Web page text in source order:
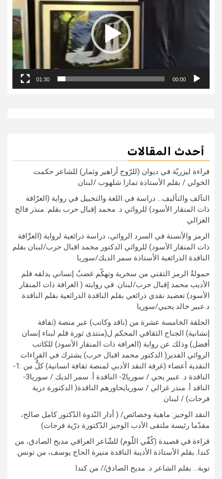
00:00
01:30
أحدث المقالات
قراءة ليزريّة في ديوان (للرّوح أزاهير وثمار) للشاعر حكمت
الخولي / بقلم الأستاذة تمارا شلهوب /لبنان
التآلف والتأليف… دراسة في اللغة والتخييل في رواية (العرّافة
ذات المنقار الأسود) للروائي د. محمد إقبال حرب بقلم: منذر فالح
الغزالي
الرمز والأنسنة في السرد الروائي، دراسة ذرائعية لرواية (العرَّافة
ذات المنقار الأسود) للروائي الدكتور محمد اقبال حرب/لبنان بقلم
الناقدة الذرائعية الأستاذة سمر الديك/سوريا
حمولةُ الرمز التقني من سخرية وتهكّم غضبٌ إنساني يدلقه قلم
الأديب محمد إقبال حرب/لبنان. في روايته ( العرافة ذات المنقار
الأسود) تعضيد نقدي ذرائعي بقلم الناقدة الذرائعية بقلم الناقدة
د.عبير خالد يحيي/سوريا
الحلقة الخامسة عشرة من (ناقد وكاتب) عبر منصة (ثقافة
إنشانية) الجناح الثقافي المحكم ل(منتدى ثورة قلم لبناء إنسان
أفضل) وذلك عن رواية (العرافة ذات المنقار الأسود) للكاتب
الروائي القدير( الدكتور محمد اقبال حرب) يشترك في القراءات
النقدية أعضاء (غرفة النقد الأدبي لمنصة ثقافة انسانية) كلٌّ من :1-
الناقدة د. عبير يحي / سوريا2- الناقدة أ. سمر الديك / سوريا3-
الناقد أ. منذر غزالي / سوريايحاورهم الناقدة( الدكتورة درية
فرحات) / لبنان
النقد الوجيز: ماهية وخصائص/ ( أدار النّدوة الدّكتور كامل صالح،
مقدّما رئيسة ملتقى الأدب الوجيز الدّكتورة درّية فرحات)
قراءة في قصيدة (كُفِّي اللّوم) للشّاعر العراقي مديح الصادق، من
كندا. بقلم الأستاذة الأديبة الناقدة منيرة الحاج يوسف، من تونس.
توبة… بقلم الشاعر د. مديح الصادق// من كندا